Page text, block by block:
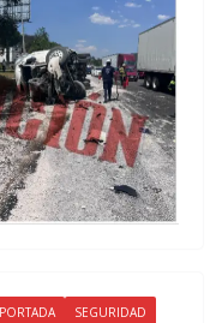
PORTADA SEGURIDAD